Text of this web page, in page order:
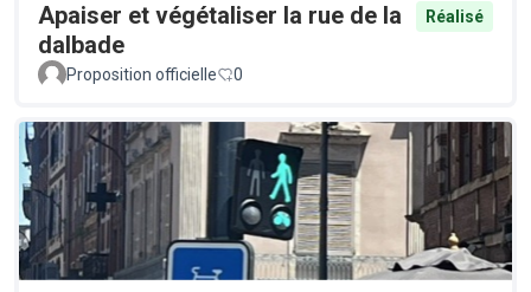
Apaiser et végétaliser la rue de la
dalbade
Réalisé
Proposition officielle 0